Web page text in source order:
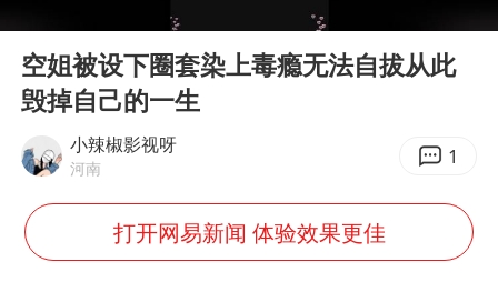
看守所辅警收受10万获刑1年
多地要求领导干部带头休假
台风白海豚进入48小时警戒线
宇树科技发行价格150.80元/股
首次证实！“胶球”存在
Play
空姐被设下圈套染上毒瘾无法自拔从此
毁掉自己的一生
小辣椒影视呀
河南 1
打开网易新闻 体验效果更佳